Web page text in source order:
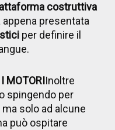
costruttiva
appena presentata
per definire il
MOTORIInoltre
spingendo per
solo ad alcune
può ospitare